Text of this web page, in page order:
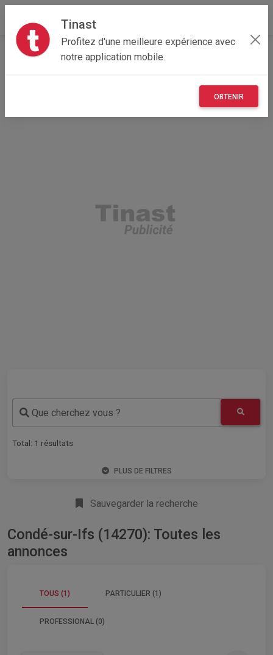
Tinast
Profitez d'une meilleure expérience avec
notre application mobile.
OBTENIR
Accueil Recherche Normandie
Que cherchez vous ?
Total: 1 résultats
PLUS DE FILTRES
Sauvegarder la recherche
Condé-sur-Ifs (14270): Toutes les
annonces
TOUS (1) PARTICULIER (1)
PROFESSIONAL (0)